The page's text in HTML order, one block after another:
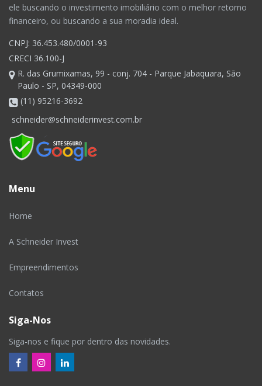
ele buscando o investimento imobiliário com o melhor retorno
financeiro, ou buscando a sua moradia ideal.
CNPJ: 36.453.480/0001-93
CRECI 36.100-J
R. das Grumixamas, 99 - conj. 704 - Parque Jabaquara, São
Paulo - SP, 04349-000
(11) 95216-3692
schneider@schneiderinvest.com.br
Menu
Home
A Schneider Invest
Empreendimentos
Contatos
Siga-Nos
Siga-nos e fique por dentro das novidades.